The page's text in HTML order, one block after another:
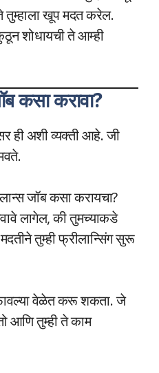
खूप मदत करेल.
शोधायची ते आम्ही
कसा करावा?
ही अशी व्यक्ती आहे. जी
जॉब कसा करायचा?
लागेल, की तुमच्याकडे
तुम्ही फ्रीलान्सिंग सुरू
वेळेत करू शकता. जे
आणि तुम्ही ते काम